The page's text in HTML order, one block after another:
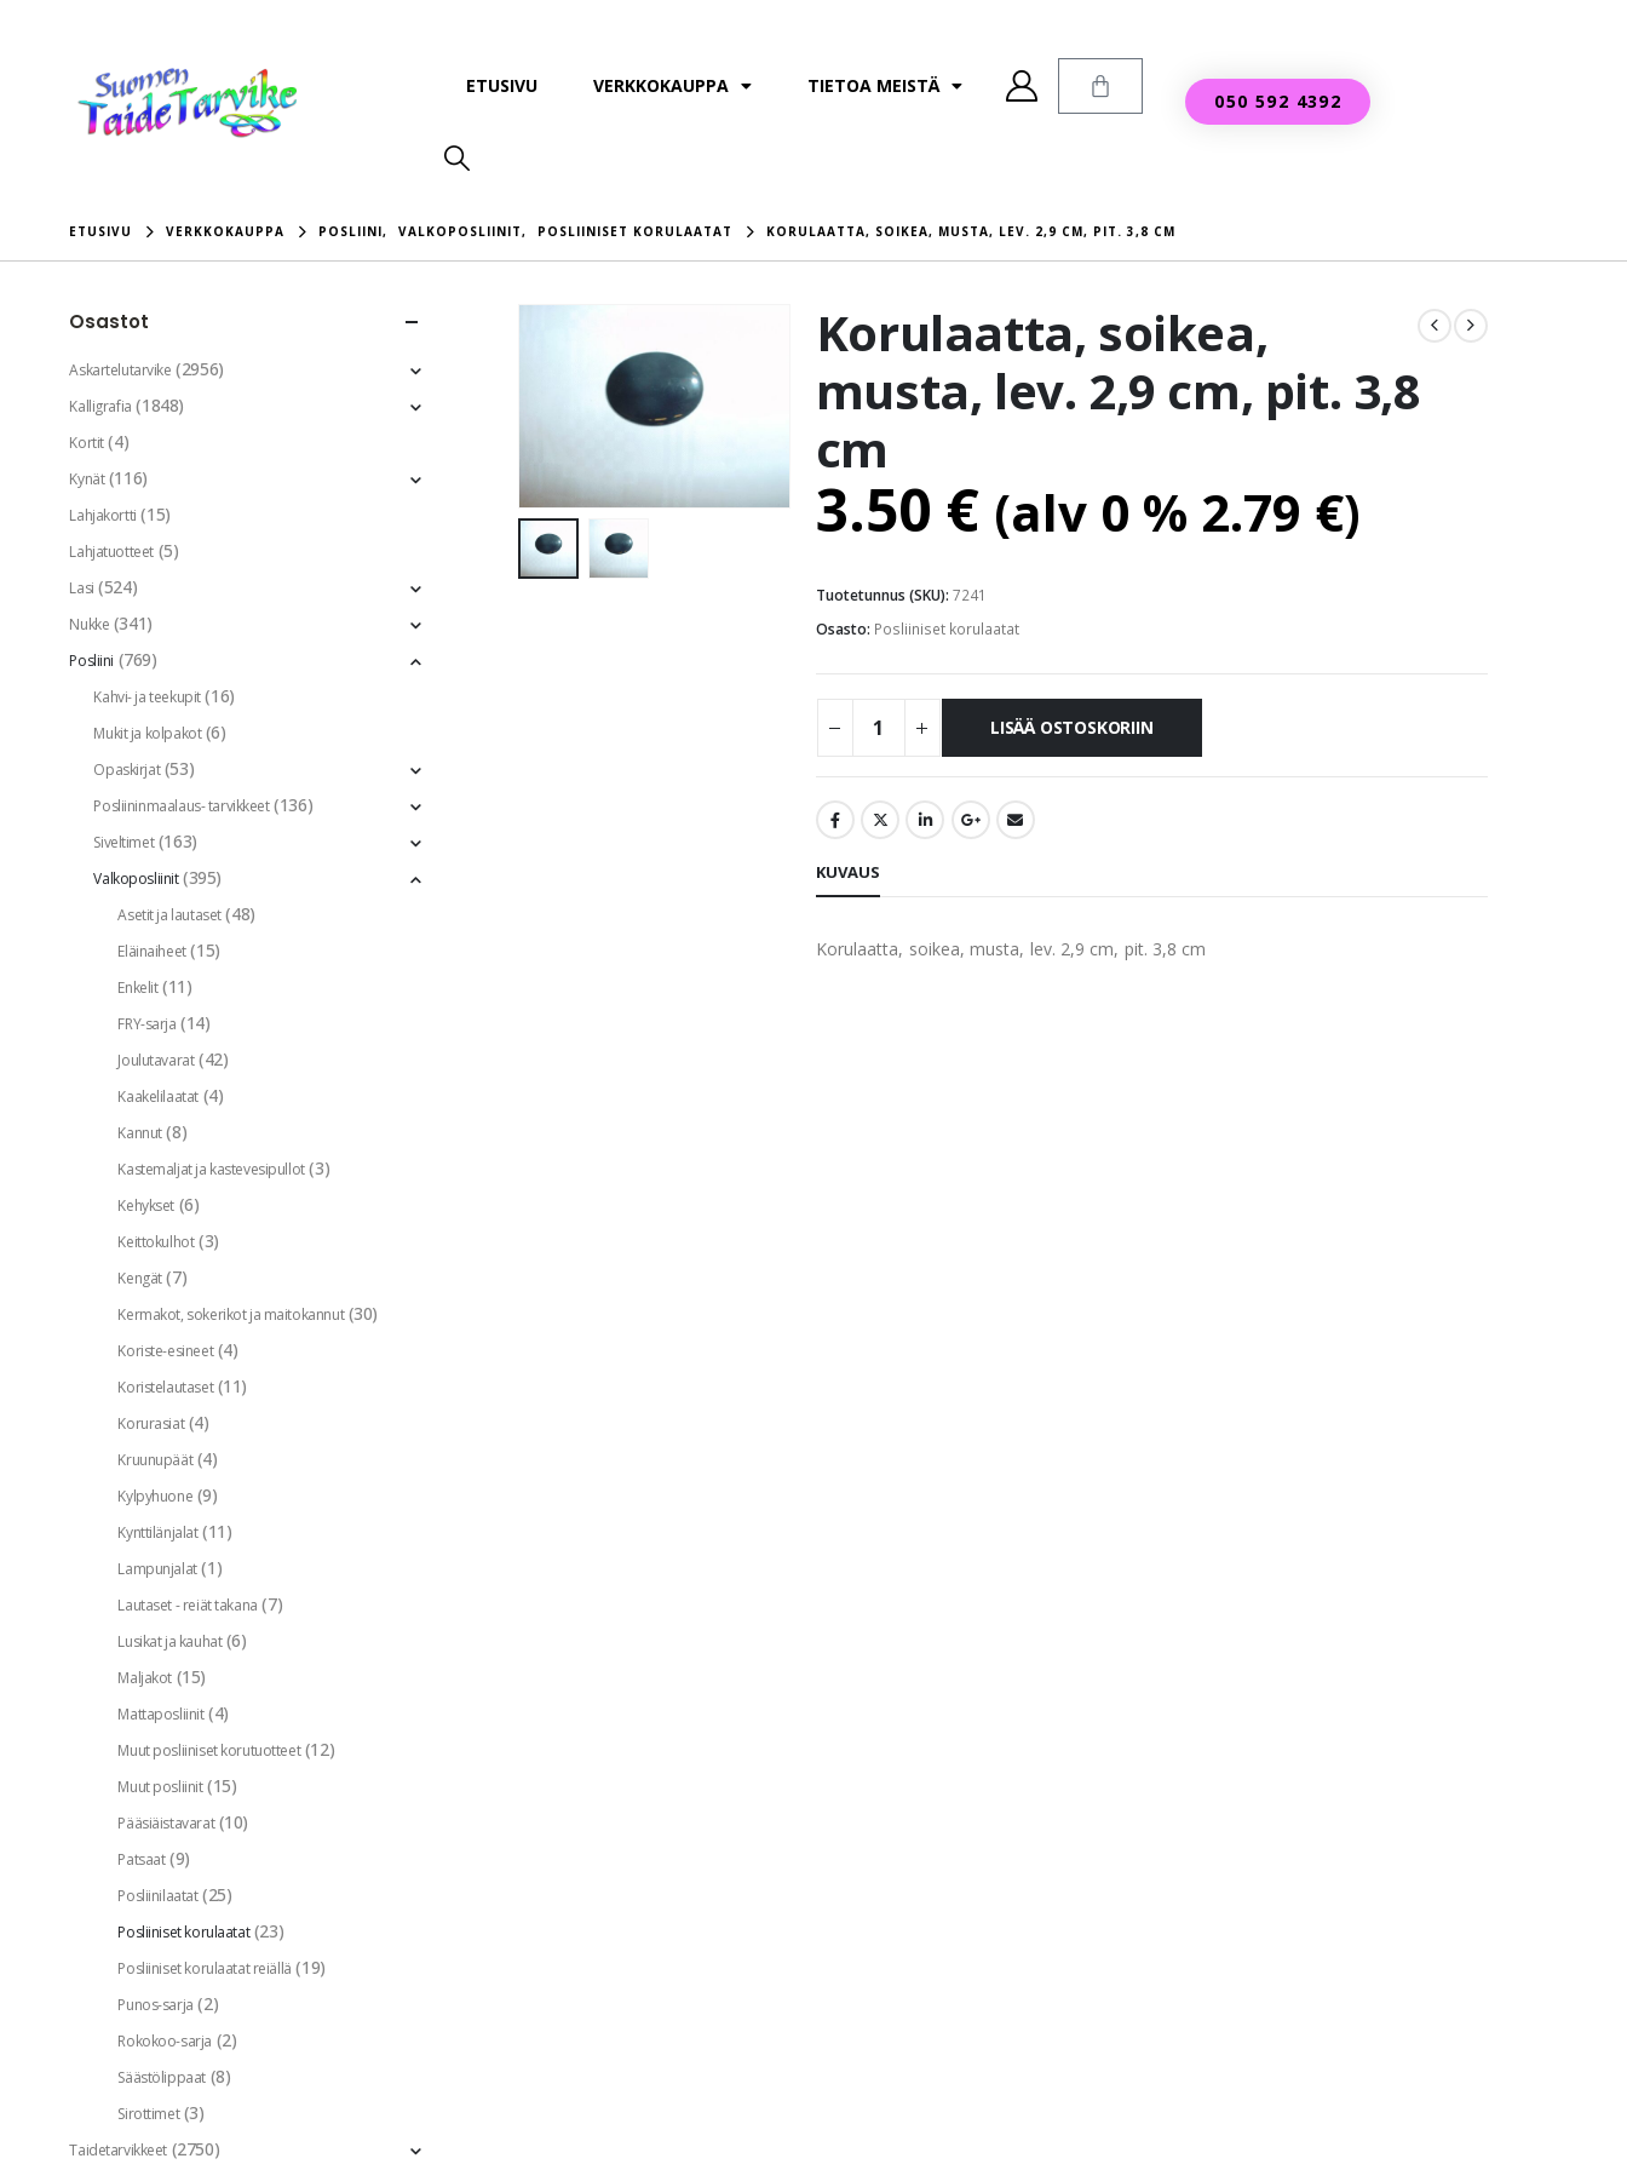
ETUSIVU VERKKOKAUPPA TIETOA MEISTÄ
050 592 4392
ETUSIVU VERKKOKAUPPA POSLIINI, VALKOPOSLIINIT, POSLIINISET KORULAATAT KORULAATTA, SOIKEA, MUSTA, LEV. 2,9 CM, PIT. 3,8 CM
Korulaatta, soikea,
musta, lev. 2,9 cm, pit. 3,8
cm
3.50 € (alv 0 % 2.79 €)
Tuotetunnus (SKU): 7241
Osasto: Posliiniset korulaatat
LISÄÄ OSTOSKORIIN
KUVAUS
Korulaatta, soikea, musta, lev. 2,9 cm, pit. 3,8 cm
Osastot
Askartelutarvike (2956)
Kalligrafia (1848)
Kortit (4)
Kynät (116)
Lahjakortti (15)
Lahjatuotteet (5)
Lasi (524)
Nukke (341)
Posliini (769)
Kahvi- ja teekupit (16)
Mukit ja kolpakot (6)
Opaskirjat (53)
Posliininmaalaus- tarvikkeet (136)
Siveltimet (163)
Valkoposliinit (395)
Asetit ja lautaset (48)
Eläinaiheet (15)
Enkelit (11)
FRY-sarja (14)
Joulutavarat (42)
Kaakelilaatat (4)
Kannut (8)
Kastemaljat ja kastevesipullot (3)
Kehykset (6)
Keittokulhot (3)
Kengät (7)
Kermakot, sokerikot ja maitokannut (30)
Koriste-esineet (4)
Koristelautaset (11)
Korurasiat (4)
Kruunupäät (4)
Kylpyhuone (9)
Kynttilänjalat (11)
Lampunjalat (1)
Lautaset - reiät takana (7)
Lusikat ja kauhat (6)
Maljakot (15)
Mattaposliinit (4)
Muut posliiniset korutuotteet (12)
Muut posliinit (15)
Pääsiäistavarat (10)
Patsaat (9)
Posliinilaatat (25)
Posliiniset korulaatat (23)
Posliiniset korulaatat reiällä (19)
Punos-sarja (2)
Rokokoo-sarja (2)
Säästölippaat (8)
Sirottimet (3)
Taidetarvikkeet (2750)